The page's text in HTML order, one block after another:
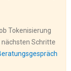
Tokenisierung
Schritte